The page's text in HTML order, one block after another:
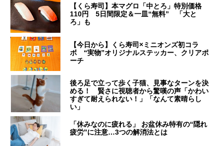
【くら寿司】本マグロ「中とろ」特別価格
110円 5日間限定＆一皿“無料” 「大と
ろ」も
【今日から】くら寿司×ミニオンズ初コラ
ボ “実物”オリジナルステッカー、クリアポ
ーチ
後ろ足で立って歩く子猫、見事なターンを決
める！ 賢さに視聴者から驚嘆の声「かわい
すぎて耐えられない！」「なんて素晴らし
い」
「休みなのに疲れる」 お盆休み特有の“隠れ
疲労”に注意…3つの解消法とは